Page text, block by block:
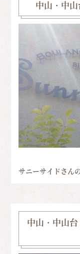
中山・中
サニーサイドさん
中山・中山